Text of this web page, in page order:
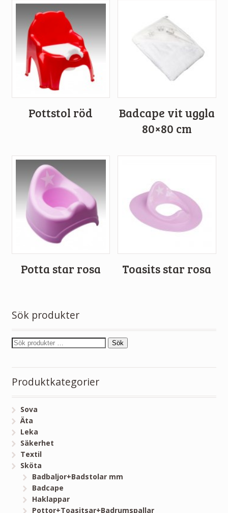
Pottstol röd
Badcape vit uggla
80×80 cm
Potta star rosa Toasits star rosa
Sök produkter
Sök
Produktkategorier
Sova
Äta
Leka
Säkerhet
Textil
Sköta
Badbaljor+Badstolar mm
Badcape
Haklappar
Pottor+Toasitsar+Badrumspallar